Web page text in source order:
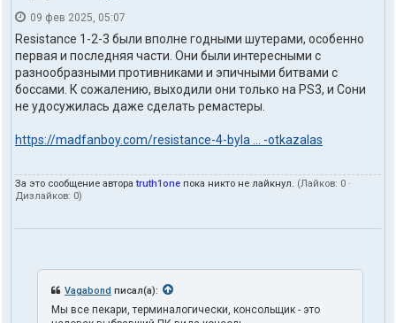
н
т
а
к
т
ы
п
ь
о
в
е
t
r
t
09 фев 2025, 05:07
Resistance 1-2-3 были вполне годными шутерами, особенно
первая и последняя части. Они были интересными с
разнообразными противниками и эпичными битвами с
боссами. К сожалению, выходили они только на PS3, и Сони
не удосужилась даже сделать ремастеры.
https://madfanboy.com/resistance-4-byla ... -otkazalas
За это сообщение автораtruth1one пока никто не лайкнул. (Лайков: 0 ·
Дизлайков: 0)
Vagabond писал(а):
Мы все пекари, терминалогически, консольщик - это